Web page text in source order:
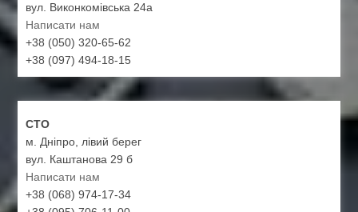
вул. Виконкомівська 24а
Написати нам
+38 (050) 320-65-62
+38 (097) 494-18-15
СТО
м. Дніпро, лівий берег
вул. Каштанова 29 б
Написати нам
+38 (068) 974-17-34